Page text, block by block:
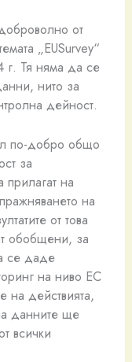
от
„EUSurvey“
Тя няма да се
нито за
дейност.
по-добро общо
за
на
на
от това
обобщени, за
се даде
на ниво ЕС
действията,
данните ще
всички